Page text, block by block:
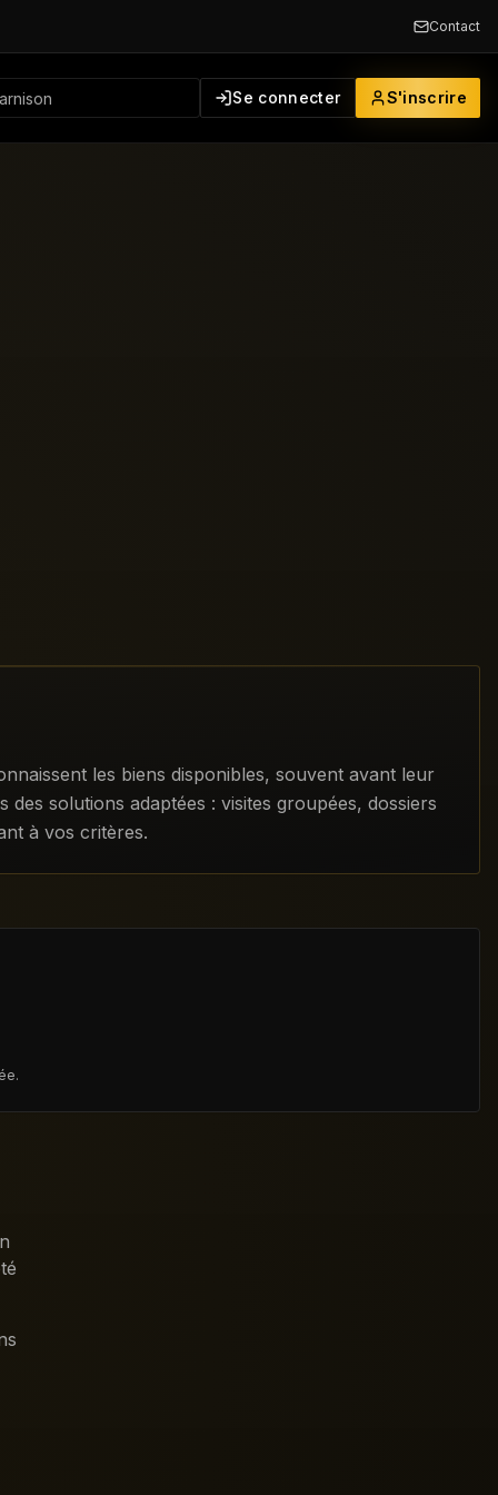
Contact
Se connecter S'inscrire
les biens disponibles, souvent avant leur
solutions adaptées : visites groupées, dossiers
à vos critères.